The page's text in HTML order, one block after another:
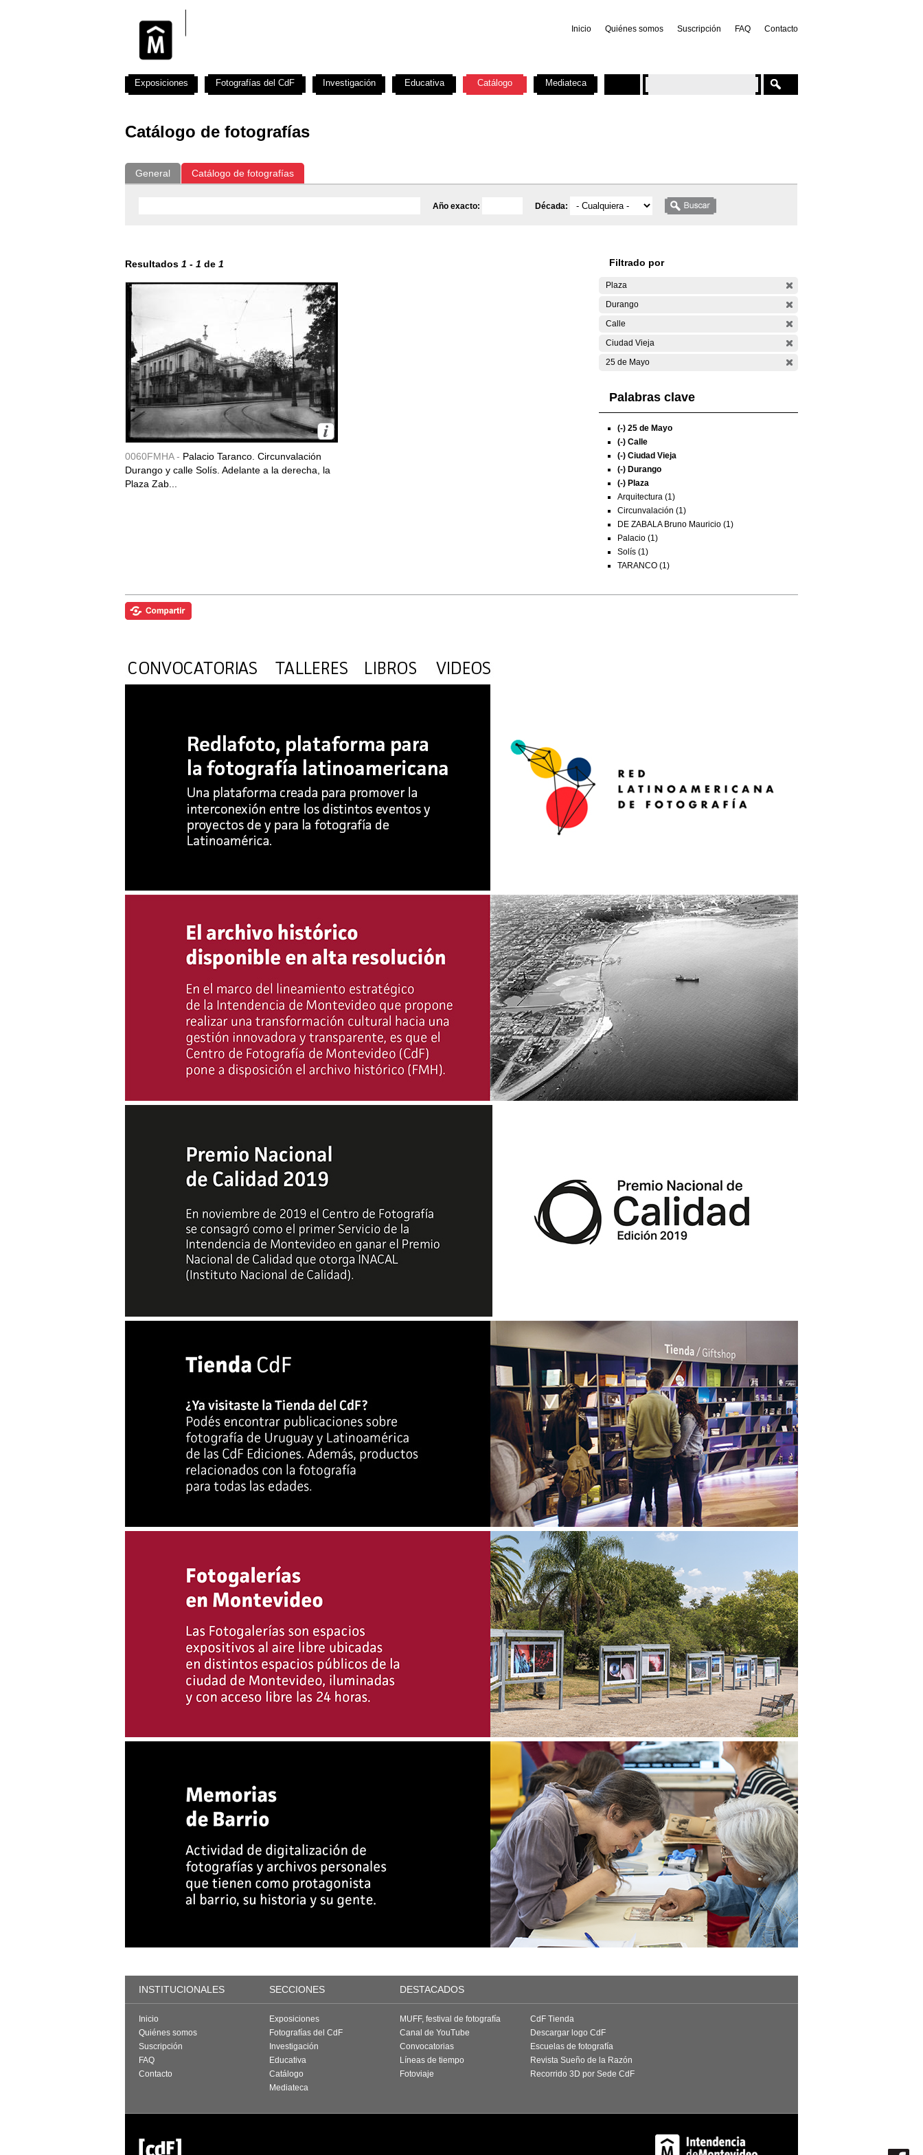
Inicio Quiénes somos Suscripción FAQ Contacto
Catálogo de fotografías
General Catálogo de fotografías
Año exacto: Década:
Resultados 1 - 1 de 1
0060FMHA - Palacio Taranco. Circunvalación
Durango y calle Solís. Adelante a la derecha, la
Plaza Zab...
Filtrado por
Plaza
Durango
Calle
Ciudad Vieja
25 de Mayo
Palabras clave
(-) 25 de Mayo
(-) Calle
(-) Ciudad Vieja
(-) Durango
(-) Plaza
Arquitectura (1)
Circunvalación (1)
DE ZABALA Bruno Mauricio (1)
Palacio (1)
Solís (1)
TARANCO (1)
Exposiciones Fotografías del CdF Investigación Educativa Catálogo Mediateca
INSTITUCIONALES SECCIONES DESTACADOS
Inicio
Quiénes somos
Suscripción
FAQ
Contacto
Exposiciones
Fotografías del CdF
Investigación
Educativa
Catálogo
Mediateca
MUFF, festival de fotografía
Canal de YouTube
Convocatorias
Líneas de tiempo
Fotoviaje
CdF Tienda
Descargar logo CdF
Escuelas de fotografía
Revista Sueño de la Razón
Recorrido 3D por Sede CdF